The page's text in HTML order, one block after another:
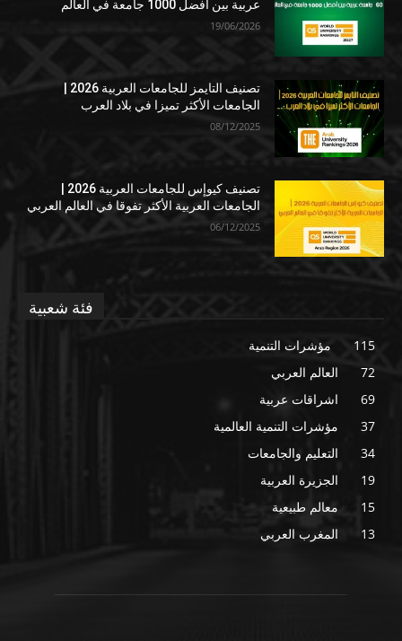
عربية بين أفضل 1000 جامعة في العالم
19/06/2026
الجامعات الأكثر تميزا في بلاد العرب
08/12/2025
الجامعات العربية الأكثر تفوقا في العالم العربي
06/12/2025
فئة شعبية
مؤشرات التنمية
115
العالم العربي
72
اشراقات عربية
69
مؤشرات التنمية العالمية
37
التعليم والجامعات
34
الجزيرة العربية
19
معالم طبيعية
15
المغرب العربي
13